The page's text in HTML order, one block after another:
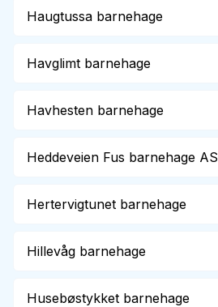
Haugtussa barnehage
Havglimt barnehage
Havhesten barnehage
Heddeveien Fus barnehage AS
Hertervigtunet barnehage
Hillevåg barnehage
Husebøstykket barnehage